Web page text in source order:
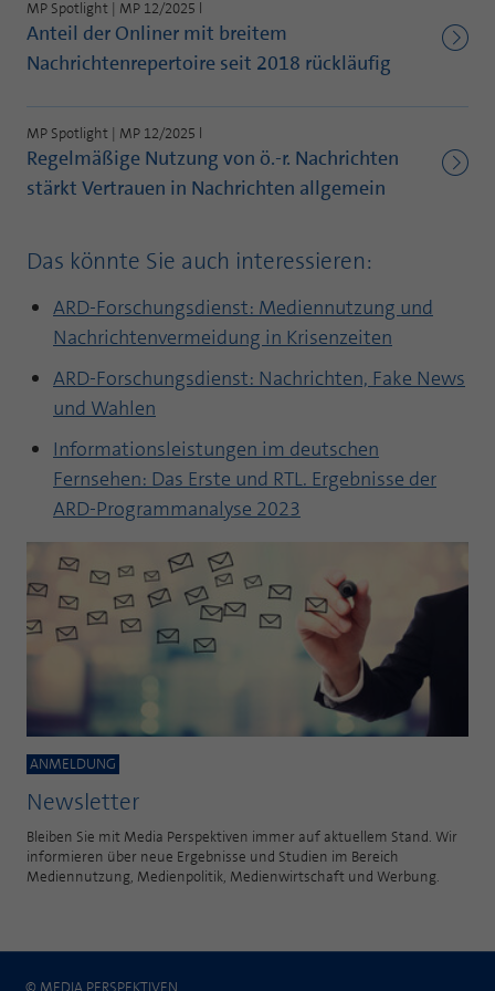
MP Spotlight | MP 12/2025 l
Anteil der Onliner mit breitem
Nachrichtenrepertoire seit 2018 rückläufig
MP Spotlight | MP 12/2025 l
Regelmäßige Nutzung von ö.-r. Nachrichten
stärkt Vertrauen in Nachrichten allgemein
Das könnte Sie auch interessieren:
ARD-Forschungsdienst: Mediennutzung und
Nachrichtenvermeidung in Krisenzeiten
ARD-Forschungsdienst: Nachrichten, Fake News
und Wahlen
Informationsleistungen im deutschen
Fernsehen: Das Erste und RTL. Ergebnisse der
ARD-Programmanalyse 2023
ANMELDUNG
Newsletter
Bleiben Sie mit Media Perspektiven immer auf aktuellem Stand. Wir
informieren über neue Ergebnisse und Studien im Bereich
Mediennutzung, Medienpolitik, Medienwirtschaft und Werbung.
© MEDIA PERSPEKTIVEN
Laufzeit
Zweck
Dieses Cookie ist ein Standard-Session-
mithilfe derer der eingeloggte User
geschützten Bereichen zu gewähren.
Name PHPSESSID
Laufzeit Ende der Sitzung
Statistik und Performance mit AT INTERNET
CROSS-DEVICE ANALYTICS LÖSUNG
Name atidvisitor
Zweck
Cookie von AT INTERNET zur Steuerung der
erweiterten Script- und Ereignisbehandlung
Name
Anbieter AT INTERNET
Laufzeit 1 Jahr
Zweck
Cookie von AT INTERNET zur Steuerung der
erweiterten Script- und Ereignisbehandlung
Cookie-Informationen anzeigen